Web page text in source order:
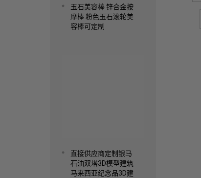
玉石美容棒 锌合金按
摩棒 粉色玉石滚轮美
容棒可定制
直接供应商定制银马
石油双塔3D模型建筑
马来西亚纪念品3D建